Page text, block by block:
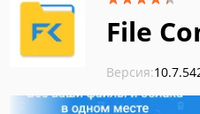
File
Версия: